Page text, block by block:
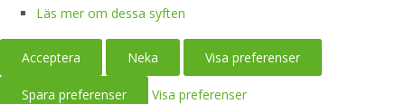
Läs mer om dessa syften
Acceptera Neka Visa preferenser
Spara preferenser Visa preferenser